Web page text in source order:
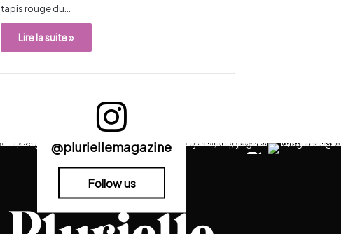
tapis rouge du…
Lire la suite »
@pluriellemagazine
Follow us